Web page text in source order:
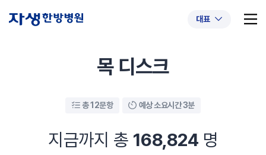
대표
#초음파약침 #척추압박골절
#추나요법
목 디스크
총 12문항 예상 소요시간 3분
지금까지 총 168,824 명